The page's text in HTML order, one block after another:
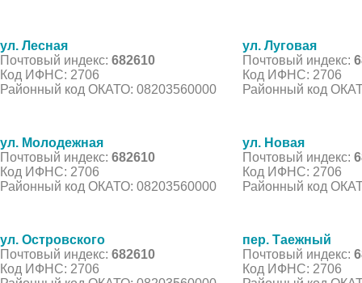
ул. Лесная
Почтовый индекс: 682610
Код ИФНС: 2706
Районный код ОКАТО: 08203560000
ул. Луговая
Почтовый индекс:
Код ИФНС: 2706
Районный код
ул. Молодежная
Почтовый индекс: 682610
Код ИФНС: 2706
Районный код ОКАТО: 08203560000
ул. Новая
Почтовый индекс:
Код ИФНС: 2706
Районный код
ул. Островского
Почтовый индекс: 682610
Код ИФНС: 2706
пер. Таежный
Почтовый индекс:
Код ИФНС: 2706